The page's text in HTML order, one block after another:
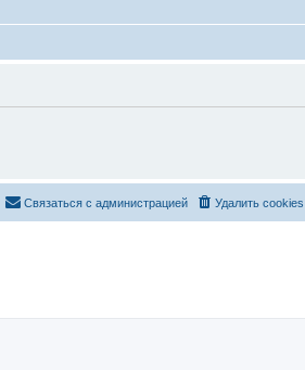
Удалить cookies
Связаться с администрацией